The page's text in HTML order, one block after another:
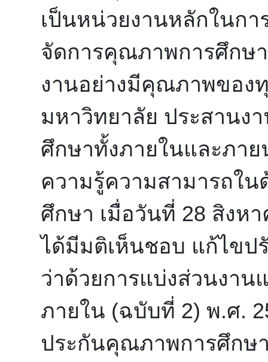
เป็นหน่วยงานหลักในก
จัดการคุณภาพการศึกษา
งานอย่างมีคุณภาพของ
มหาวิทยาลัย ประสานง
ศึกษาทั้งภายในและภา
ความรู้ความสามารถใ
ศึกษา เมื่อวันที่ 28 สิงห
ได้มีมติเห็นชอบ แก้ไขป
ว่าด้วยการแบ่งส่วนงาน
ภายใน (ฉบับที่ 2) พ.ศ.
ประกันคุณภาพการศึกษ